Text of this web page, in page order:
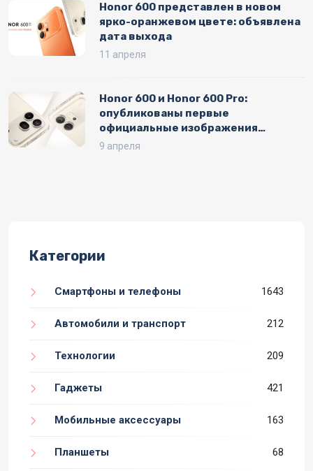
Honor 600 представлен в новом
ярко-оранжевом цвете: объявлена
дата выхода
11 апреля
Honor 600 и Honor 600 Pro:
опубликованы первые
официальные изображения
смартфонов
9 апреля
Категории
Смартфоны и телефоны 1643
Автомобили и транспорт 212
Технологии 209
Гаджеты 421
Мобильные аксессуары 163
Планшеты 68